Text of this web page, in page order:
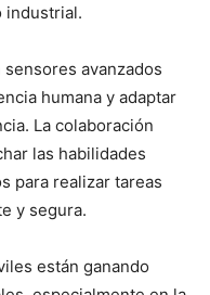
industrial.
avanzados
humana y adaptar
La colaboración
las habilidades
para realizar tareas
y segura.
están ganando